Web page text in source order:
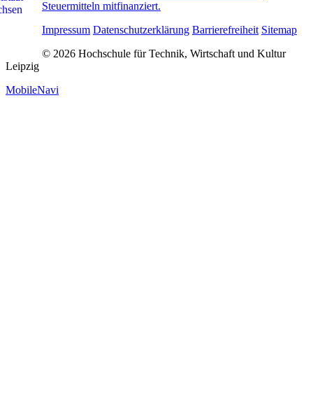
Steuermitteln mitfinanziert.
Impressum Datenschutzerklärung Barrierefreiheit Sitemap
© 2026 Hochschule für Technik, Wirtschaft und Kultur
Leipzig
MobileNavi